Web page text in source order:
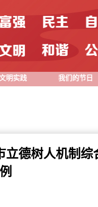
明实践 我们的节日
德树人机制
例